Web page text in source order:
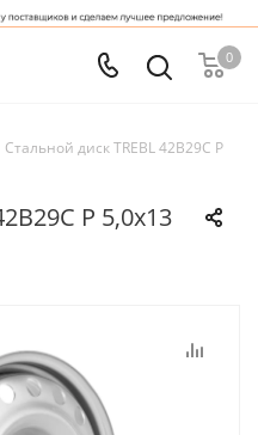
0
Стальной диск TREBL 42B29С P
P 5,0x13